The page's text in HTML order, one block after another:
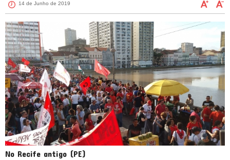
14 de Junho de 2019
No Recife antigo (PE)